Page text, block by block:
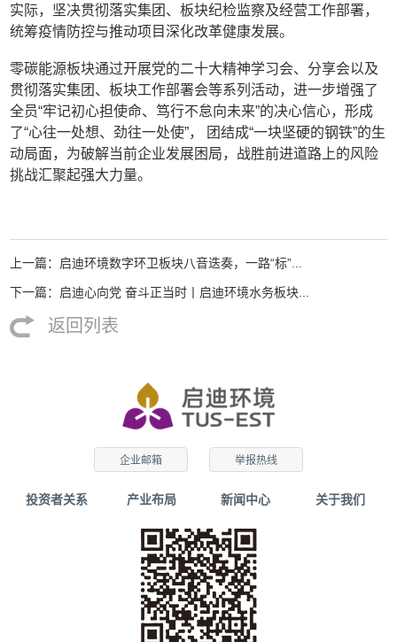
实际，坚决贯彻落实集团、板块纪检监察及经营工作部署，
统筹疫情防控与推动项目深化改革健康发展。
零碳能源板块通过开展党的二十大精神学习会、分享会以及
贯彻落实集团、板块工作部署会等系列活动，进一步增强了
全员“牢记初心担使命、笃行不怠向未来”的决心信心，形成
了“心往一处想、劲往一处使”， 团结成“一块坚硬的钢铁”的生
动局面，为破解当前企业发展困局，战胜前进道路上的风险
挑战汇聚起强大力量。
上一篇：启迪环境数字环卫板块八音迭奏，一路“标”...
下一篇：启迪心向党 奋斗正当时丨启迪环境水务板块...
返回列表
企业邮箱 举报热线
投资者关系 产业布局 新闻中心 关于我们